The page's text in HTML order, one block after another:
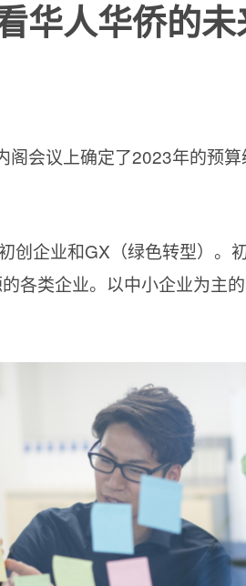
华人华侨的未
阁会议上确定了2023年的预
创企业和GX（绿色转型）。
各类企业。以中小企业为主